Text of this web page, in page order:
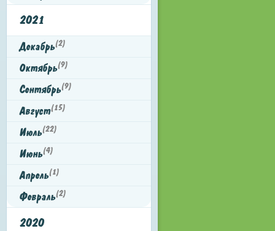
2021
Декабрь(2)
Октябрь(9)
Сентябрь(9)
Август(15)
Июль(22)
Июнь(4)
Апрель(1)
Февраль(2)
2020